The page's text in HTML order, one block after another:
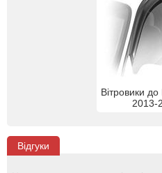
Вітровики
2013-
Відгуки